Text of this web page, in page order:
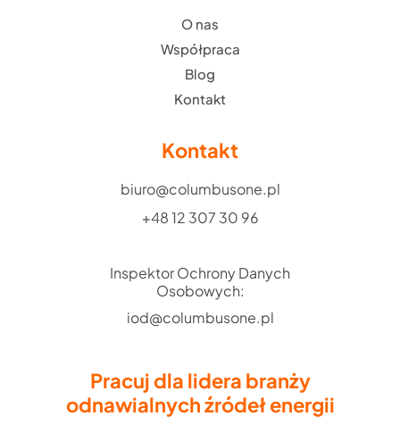
O nas
Współpraca
Blog
Kontakt
Kontakt
biuro@columbusone.pl
+48 12 307 30 96
Inspektor Ochrony Danych
Osobowych:
iod@columbusone.pl
Pracuj dla lidera branży
odnawialnych źródeł energii